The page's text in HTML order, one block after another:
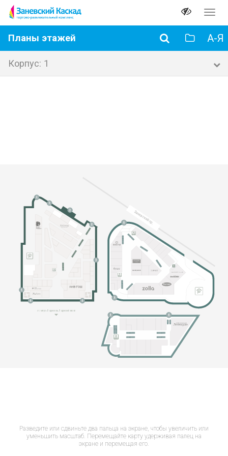
Планы этажей А-Я
Корпус: 1
Разведите или сдвиньте два пальца на экране, чтобы увеличить или
уменьшить масштаб. Перемещайте карту удерживая палец на
экране и перемещая его.